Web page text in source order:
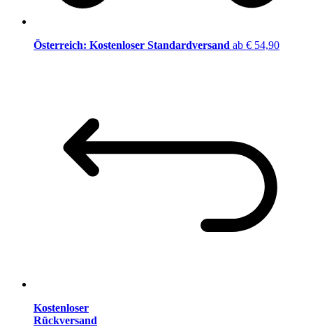
Österreich: Kostenloser Standardversand ab € 54,90
Kostenloser
Rückversand